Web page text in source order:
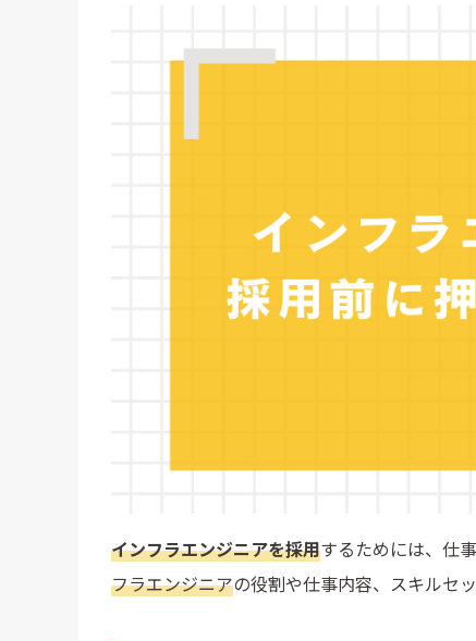
採用担当者が直面する壁と課題
インフラエンジニア採用を成功に導く4
魅力的な求人設計とスピーディーな選考
キャリアパスやワークライフバランスの提示
派遣・業務委託・フリーランスの戦略的導入
まとめ
インフラエンジニアを採用するためには、仕
フラエンジニアの役割や仕事内容、スキルセ